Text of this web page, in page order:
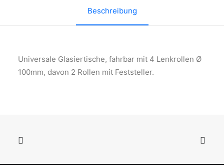
Beschreibung
Universale Glasiertische, fahrbar mit 4 Lenkrollen Ø
100mm, davon 2 Rollen mit Feststeller.